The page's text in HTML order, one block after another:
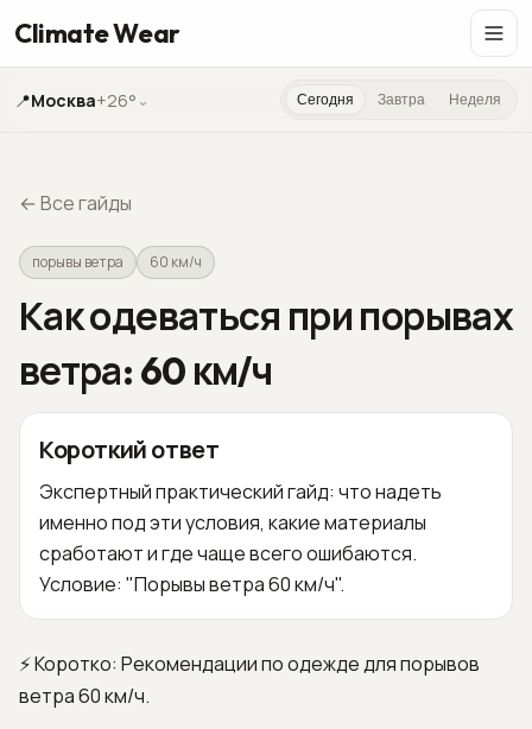
Climate Wear
📍Москва+26° ⌄ Сегодня Завтра Неделя
←Все гайды
порывы ветра 60 км/ч
Как одеваться при порывах
ветра: 60 км/ч
Короткий ответ
Экспертный практический гайд: что надеть
именно под эти условия, какие материалы
сработают и где чаще всего ошибаются.
Условие: "Порывы ветра 60 км/ч".
⚡ Коротко: Рекомендации по одежде для порывов
ветра 60 км/ч.